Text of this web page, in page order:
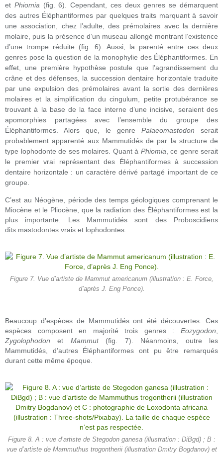
et Phiomia (fig. 6). Cependant, ces deux genres se démarquent
des autres Éléphantiformes par quelques traits marquant à savoir
une association, chez l’adulte, des prémolaires avec la dernière
molaire, puis la présence d’un museau allongé montrant l’existence
d’une trompe réduite (fig. 6). Aussi, la parenté entre ces deux
genres pose la question de la monophylie des Éléphantiformes. En
effet, une première hypothèse postule que l’agrandissement du
crâne et des défenses, la succession dentaire horizontale traduite
par une expulsion des prémolaires avant la sortie des dernières
molaires et la simplification du cingulum, petite protubérance se
trouvant à la base de la face interne d’une incisive, seraient des
apomorphies partagées avec l’ensemble du groupe des
Éléphantiformes. Alors que, le genre Palaeomastodon serait
probablement apparenté aux Mammutidés de par la structure de
type lophodonte de ses molaires. Quant à Phiomia , ce genre serait
le premier vrai représentant des Éléphantiformes à succession
dentaire horizontale : un caractère dérivé partagé important de ce
groupe.
C’est au Néogène, période des temps géologiques comprenant le
Miocène et le Pliocène, que la radiation des Éléphantiformes est la
plus importante. Les Mammutidés sont des Proboscidiens
dits mastodontes vrais et lophodontes.
Figure 7. Vue d’artiste de Mammut americanum (illustration : E. Force,
d’après J. Eng Ponce).
Beaucoup d’espèces de Mammutidés ont été découvertes. Ces
espèces composent en majorité trois genres : Eozygodon
Zygolophodon et Mammut(fig. 7). Néanmoins, outre les
Mammutidés, d’autres Éléphantiformes ont pu être remarqués
durant cette même époque.
Figure 8. A : vue d’artiste de Stegodon ganesa (illustration : DiBgd) ; B :
vue d’artiste de Mammuthus trogontherii (illustration Dmitry Bogdanov) et